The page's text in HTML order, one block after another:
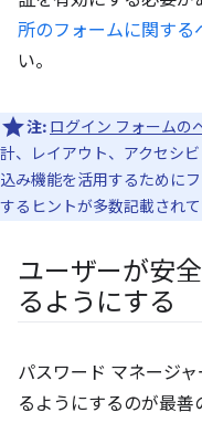
所のフォームに関する
い。
注: ログイン フォームの
計、レイアウト、アクセシ
込み機能を活用するために
するヒントが多数記載されて
ユーザーが安
るようにする
パスワード マネージ
るようにするのが最善